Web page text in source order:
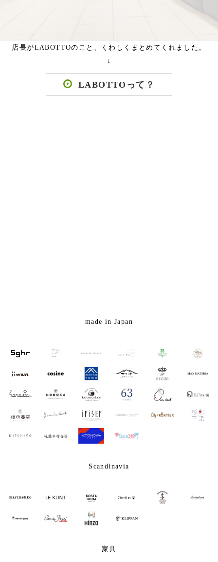
店長がLABOTTOのこと、くわしくまとめてくれました。
↓
LABOTTOって？
made in Japan
Scandinavia
家具